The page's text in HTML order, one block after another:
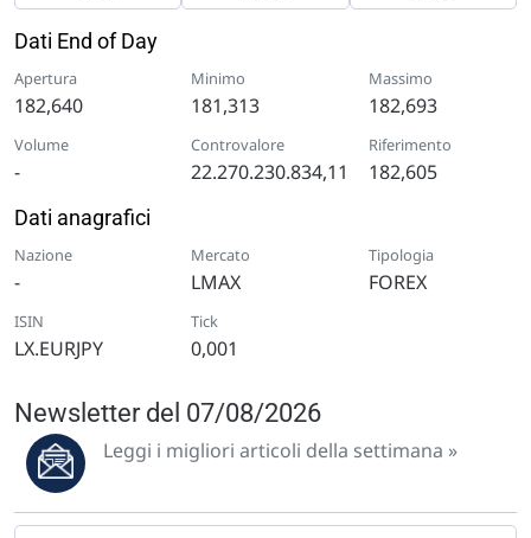
Dati End of Day
Apertura
182,640
Minimo
181,313
Massimo
182,693
Volume
-
Controvalore
22.270.230.834,11
Riferimento
182,605
Dati anagrafici
Nazione
-
Mercato
LMAX
Tipologia
FOREX
ISIN
LX.EURJPY
Tick
0,001
Newsletter del 07/08/2026
Leggi i migliori articoli della settimana »